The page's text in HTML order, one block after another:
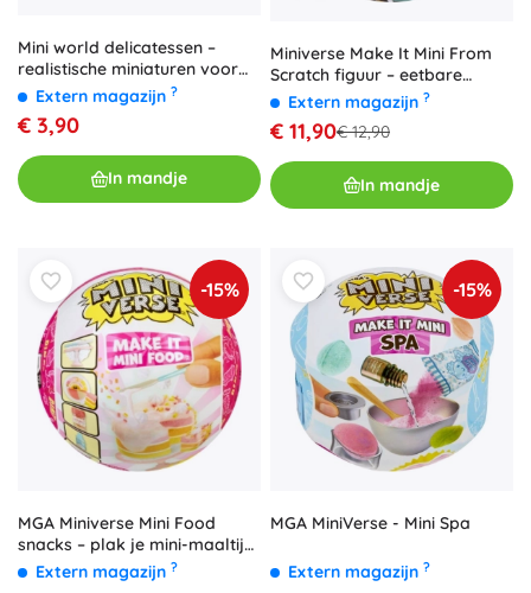
Mini world delicatessen –
realistische miniaturen voor
het keukentje
Extern magazijn ?
€ 3,90
In mandje
Miniverse Make It Mini From
Scratch figuur – eetbare
miniatuurset (1 stuk)
Extern magazijn ?
€ 11,90€ 12,90
In mandje
-15%
MGA Miniverse Mini Food
snacks – plak je mini-maaltijd,
serie 3
Extern magazijn ?
-15%
MGA MiniVerse - Mini Spa
Extern magazijn ?